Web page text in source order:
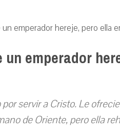
emperador hereje, pero ella
emperador
servir a Cristo. Le
de Oriente, pero ella